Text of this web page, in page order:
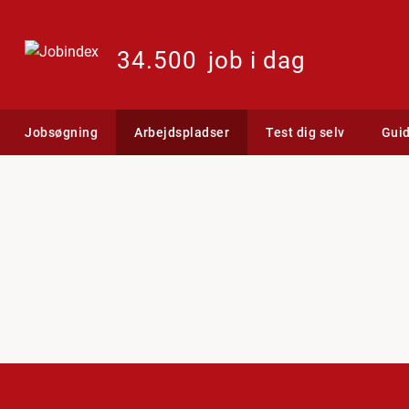
34.500 job i dag
Jobsøgning Arbejdspladser Test dig selv